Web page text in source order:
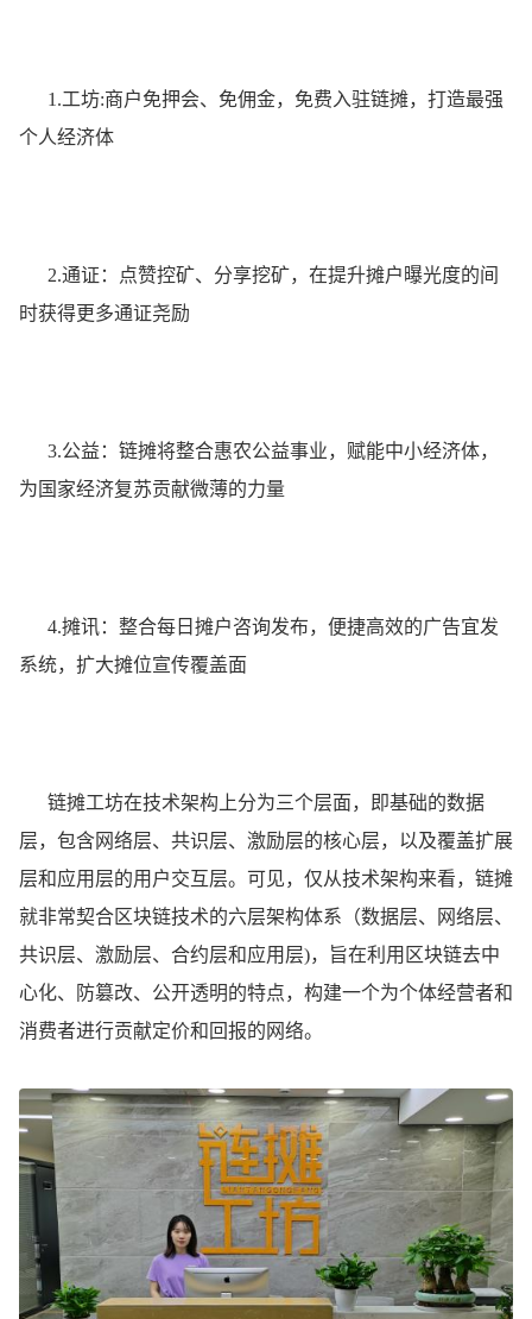
1.工坊:商户免押会、免佣金，免费入驻链摊，打造最强
个人经济体
2.通证：点赞控矿、分享挖矿，在提升摊户曝光度的间
时获得更多通证尧励
3.公益：链摊将整合惠农公益事业，赋能中小经济体，
为国家经济复苏贡献微薄的力量
4.摊讯：整合每日摊户咨询发布，便捷高效的广告宜发
系统，扩大摊位宣传覆盖面
链摊工坊在技术架构上分为三个层面，即基础的数据
层，包含网络层、共识层、激励层的核心层，以及覆盖扩展
层和应用层的用户交互层。可见，仅从技术架构来看，链摊
就非常契合区块链技术的六层架构体系（数据层、网络层、
共识层、激励层、合约层和应用层)，旨在利用区块链去中
心化、防篡改、公开透明的特点，构建一个为个体经营者和
消费者进行贡献定价和回报的网络。